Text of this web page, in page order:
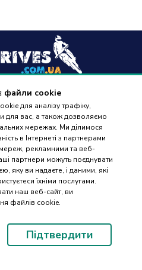
файли cookie
для аналізу трафіку,
для вас, а також дозволяємо
мережах. Ми ділимося
в Інтернеті з партнерами
рекламними та веб-
партнери можуть поєднувати
яку ви надаєте, і даними, які
їхніми послугами.
наш веб-сайт, ви
файлів cookie.
Підтвердити
488 77 88
в робочі дні з 9:00 до 18:00
доставка
ПІДБІР
ЗАПЧАСТИН